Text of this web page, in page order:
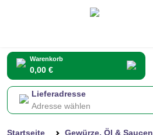
Warenkorb
0,00 €
Lieferadresse
Adresse wählen
Startseite Gewürze, Öl & Saucen